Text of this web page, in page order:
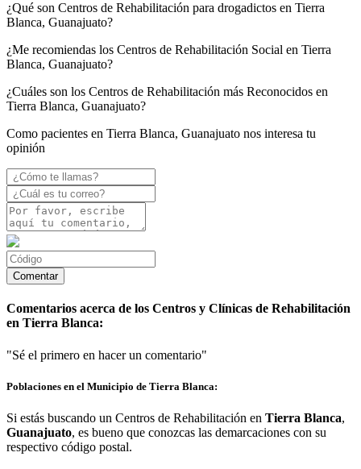
¿Qué son Centros de Rehabilitación para drogadictos en Tierra
Blanca, Guanajuato?
¿Me recomiendas los Centros de Rehabilitación Social en Tierra
Blanca, Guanajuato?
¿Cuáles son los Centros de Rehabilitación más Reconocidos en
Tierra Blanca, Guanajuato?
Como pacientes en Tierra Blanca, Guanajuato nos interesa tu
opinión
Comentarios acerca de los Centros y Clínicas de Rehabilitación
en Tierra Blanca:
"Sé el primero en hacer un comentario"
Poblaciones en el Municipio de Tierra Blanca:
Si estás buscando un Centros de Rehabilitación en Tierra Blanca,
Guanajuato, es bueno que conozcas las demarcaciones con su
respectivo código postal.